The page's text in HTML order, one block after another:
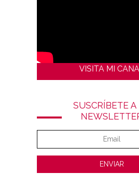
VISITA MI
SUSCRÍBETE A